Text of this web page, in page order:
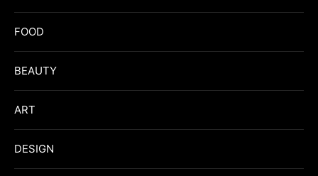
FOOD
BEAUTY
ART
DESIGN